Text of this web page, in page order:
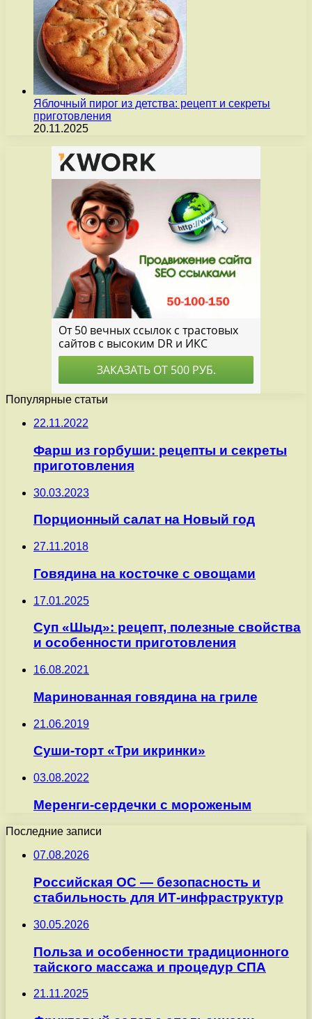
Яблочный пирог из детства: рецепт и секреты
приготовления
20.11.2025
Популярные статьи
22.11.2022
Фарш из горбуши: рецепты и секреты
приготовления
30.03.2023
Порционный салат на Новый год
27.11.2018
Говядина на косточке с овощами
17.01.2025
Суп «Шыд»: рецепт, полезные свойства
и особенности приготовления
16.08.2021
Маринованная говядина на гриле
21.06.2019
Суши-торт «Три икринки»
03.08.2022
Меренги-сердечки с мороженым
Последние записи
07.08.2026
Российская ОС — безопасность и
стабильность для ИТ-инфраструктур
30.05.2026
Польза и особенности традиционного
тайского массажа и процедур СПА
21.11.2025